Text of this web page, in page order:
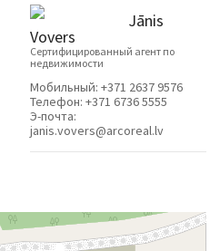
Jānis
Vovers
Cертифицированный агент по
недвижимости
Мобильный: +371 2637 9576
Телефон: +371 6736 5555
Э-почта:
janis.vovers@arcoreal.lv